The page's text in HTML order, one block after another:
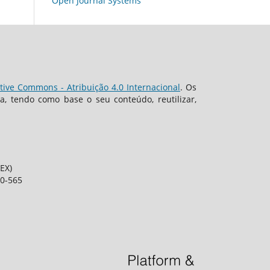
Commons - Atribuição 4.0 Internacional. Os
tendo como base o seu conteúdo, reutilizar,
565